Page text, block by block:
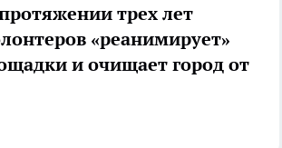
трех лет
«реанимирует»
и очищает город от